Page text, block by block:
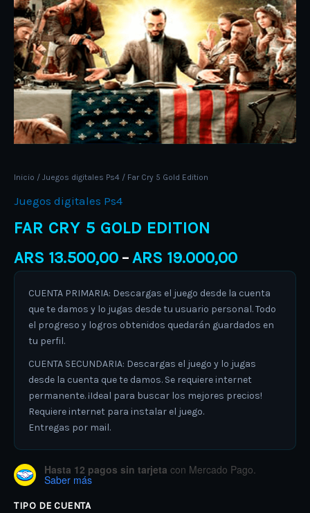
Inicio / Juegos digitales Ps4 / Far Cry 5 Gold Edition
Juegos digitales Ps4
FAR CRY 5 GOLD EDITION
ARS 13.500,00 –ARS 19.000,00
CUENTA PRIMARIA: Descargas el juego desde la cuenta
que te damos y lo jugas desde tu usuario personal. Todo
el progreso y logros obtenidos quedarán guardados en
tu perfil.
CUENTA SECUNDARIA: Descargas el juego y lo jugas
desde la cuenta que te damos. Se requiere internet
permanente. ¡Ideal para buscar los mejores precios!
Requiere internet para instalar el juego.
Entregas por mail.
Hasta 12 pagos sin tarjeta con Mercado Pago.
Saber más
TIPO DE CUENTA